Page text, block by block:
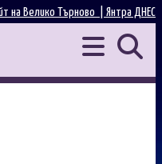
Янтра ДНЕС
на Велико Търново |